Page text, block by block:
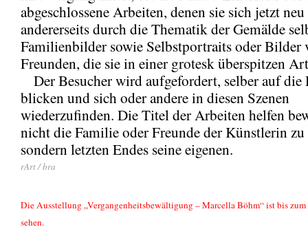
abgeschlossene Arbeiten, denen sie sich jetzt
andererseits durch die Thematik der Gemälde
Familienbilder sowie Selbstportraits oder Bilder
Freunden, die sie in einer grotesk überspitzen
Der Besucher wird aufgefordert, selber auf die
blicken und sich oder andere in diesen Szenen
wiederzufinden. Die Titel der Arbeiten helfen
nicht die Familie oder Freunde der Künstlerin zu
sondern letzten Endes seine eigenen.
rArt / bra
Die Ausstellung „Vergangenheitsbewältigung – Marcella Böhm“ ist bis
sehen.